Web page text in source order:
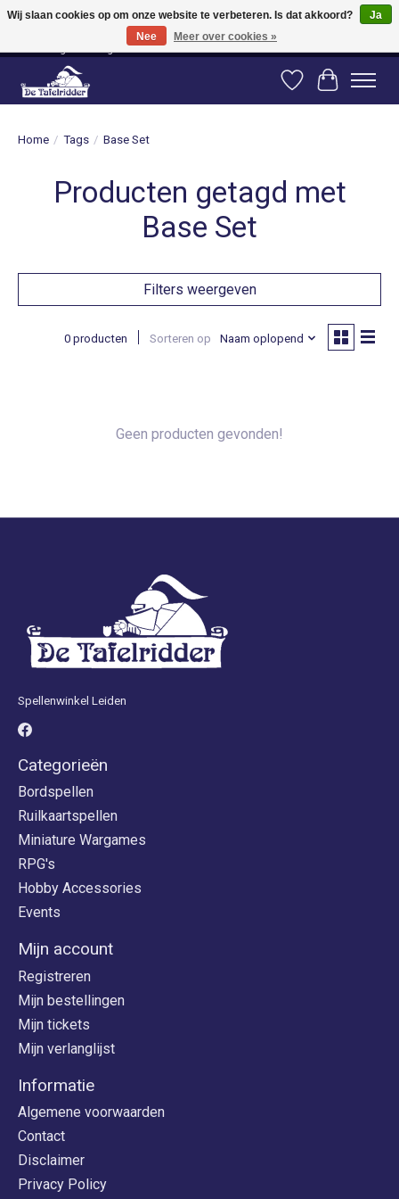
Vanaf 80 euro gratis verzending binnen Nederland! Vanaf 100 euro gratis
verzending naar België en Duitsland!
Verlanglijst
Home / Tags / Base Set
Producten getagd met
Base Set
Filters weergeven
0 producten Sorteren op Naam oplopend
Geen producten gevonden!
Spellenwinkel Leiden
Categorieën
Bordspellen
Ruilkaartspellen
Miniature Wargames
RPG's
Hobby Accessories
Events
Mijn account
Registreren
Mijn bestellingen
Mijn tickets
Mijn verlanglijst
Informatie
Algemene voorwaarden
Contact
Disclaimer
Privacy Policy
Wij slaan cookies op om onze website te verbeteren. Is dat akkoord?
Ja
Nee
Meer over cookies »